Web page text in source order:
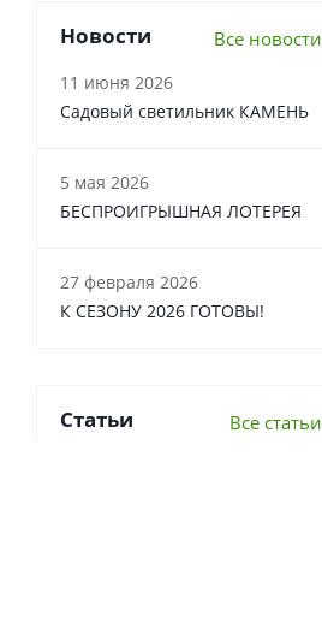
Новости Все новости
11 июня 2026
Садовый светильник КАМЕНЬ
5 мая 2026
БЕСПРОИГРЫШНАЯ ЛОТЕРЕЯ
27 февраля 2026
К СЕЗОНУ 2026 ГОТОВЫ!
Статьи Все статьи